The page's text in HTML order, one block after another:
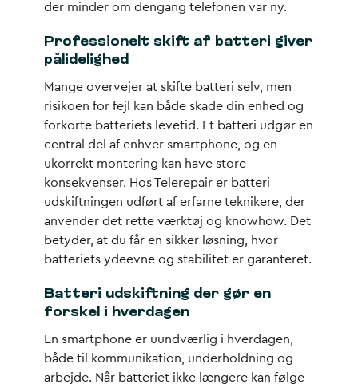
der minder om dengang telefonen var ny.
Professionelt skift af batteri giver
pålidelighed
Mange overvejer at skifte batteri selv, men
risikoen for fejl kan både skade din enhed og
forkorte batteriets levetid. Et batteri udgør en
central del af enhver smartphone, og en
ukorrekt montering kan have store
konsekvenser. Hos Telerepair er batteri
udskiftningen udført af erfarne teknikere, der
anvender det rette værktøj og knowhow. Det
betyder, at du får en sikker løsning, hvor
batteriets ydeevne og stabilitet er garanteret.
Batteri udskiftning der gør en
forskel i hverdagen
En smartphone er uundværlig i hverdagen,
både til kommunikation, underholdning og
arbejde. Når batteriet ikke længere kan følge